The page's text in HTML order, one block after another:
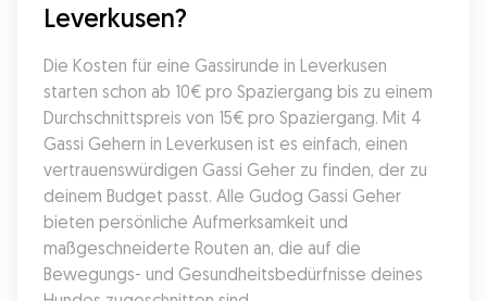
Leverkusen?
Die Kosten für eine Gassirunde in Leverkusen
starten schon ab 10€ pro Spaziergang bis zu einem
Durchschnittspreis von 15€ pro Spaziergang. Mit 4
Gassi Gehern in Leverkusen ist es einfach, einen
vertrauenswürdigen Gassi Geher zu finden, der zu
deinem Budget passt. Alle Gudog Gassi Geher
bieten persönliche Aufmerksamkeit und
maßgeschneiderte Routen an, die auf die
Bewegungs- und Gesundheitsbedürfnisse deines